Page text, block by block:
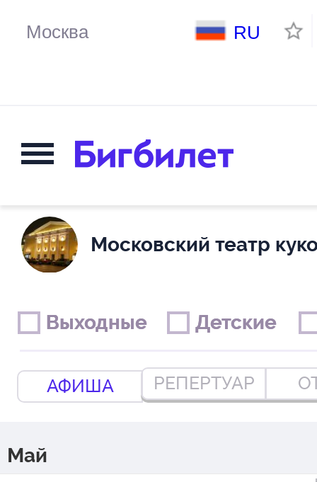
RU
Московский театр
АФИША РЕПЕРТУАР
Выходные
Выходные Детские
Детские
Май